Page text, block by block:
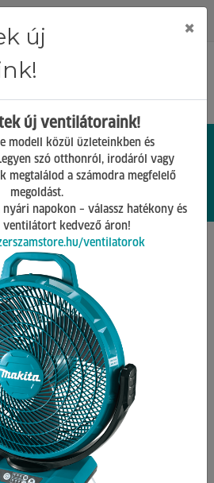
0 0.
Gépek tartozékai
Vissza
új
×
új ventilátoraink!
modell közül üzleteinkben és
szó otthonról, irodáról vagy
megtalálod a számodra megfelelő
megoldást.
nyári napokon – válassz hatékony és
ventilátort kedvező áron!
ventilatorok